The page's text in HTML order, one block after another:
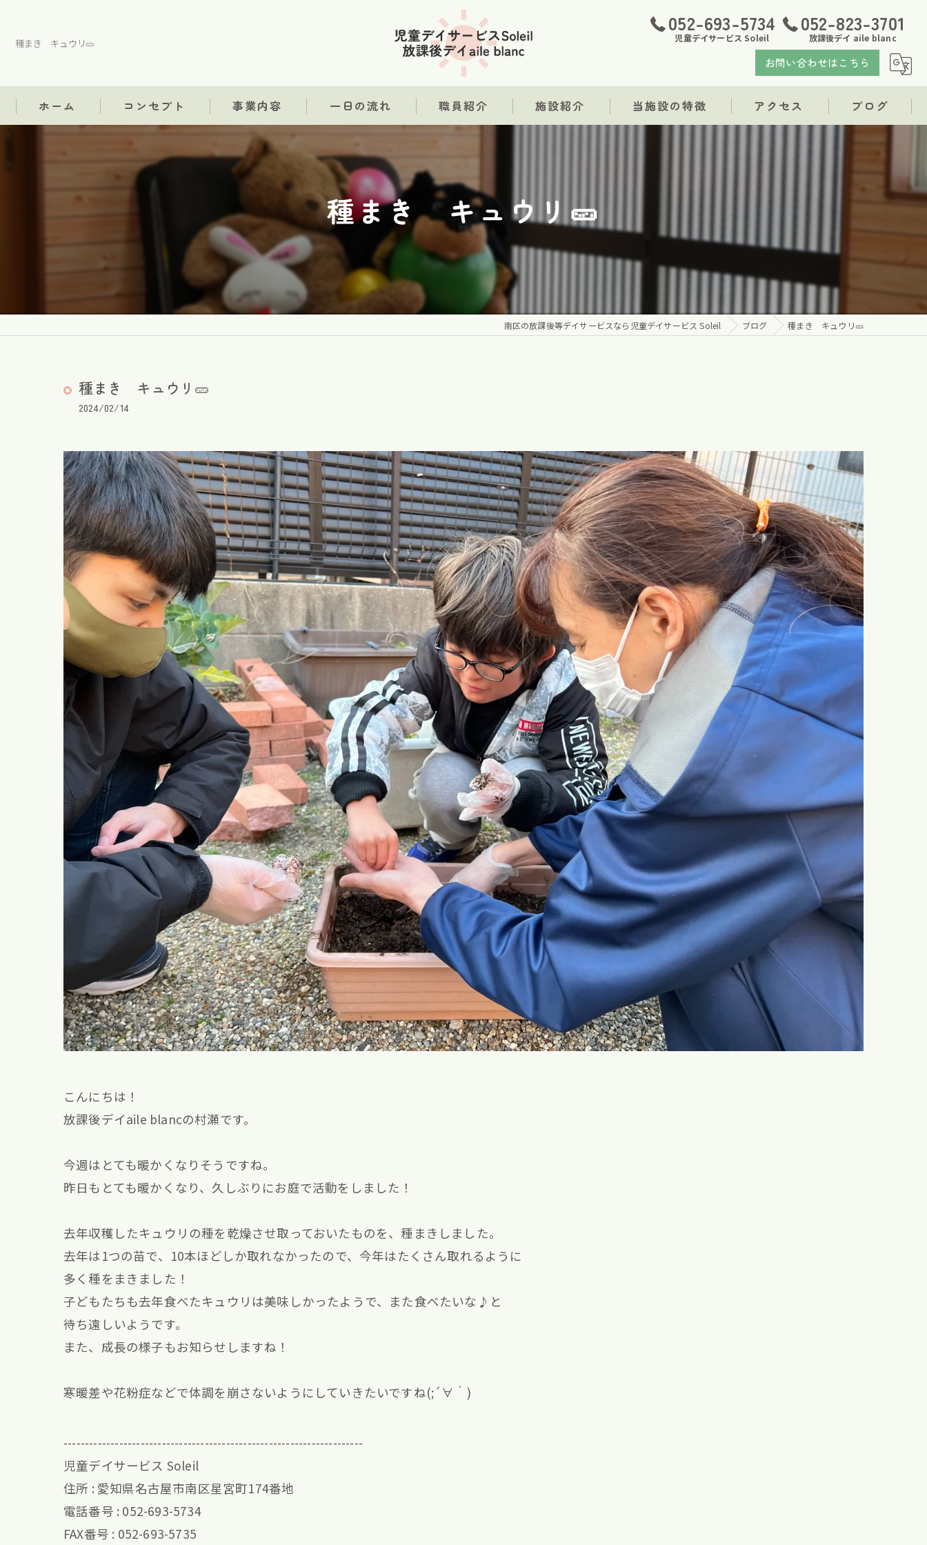
種まき キュウリ🥒
052-693-5734
児童デイサービス Soleil
052-823-3701
放課後デイ aile blanc
お問い合わせはこちら
ホーム コンセプト 事業内容 一日の流れ 職員紹介 施設紹介 当施設の特徴 アクセス ブログ
種まき キュウリ🥒
南区の放課後等デイサービスなら児童デイサービス Soleil ブログ 種まき キュウリ🥒
種まき キュウリ🥒
2024/02/14
こんにちは！
放課後デイaile blancの村瀬です。
今週はとても暖かくなりそうですね。
昨日もとても暖かくなり、久しぶりにお庭で活動をしました！
去年収穫したキュウリの種を乾燥させ取っておいたものを、種まきしました。
去年は1つの苗で、10本ほどしか取れなかったので、今年はたくさん取れるように
多く種をまきました！
子どもたちも去年食べたキュウリは美味しかったようで、また食べたいな♪と
待ち遠しいようです。
また、成長の様子もお知らせしますね！
寒暖差や花粉症などで体調を崩さないようにしていきたいですね(;´∀｀)
----------------------------------------------------------------------
児童デイサービス Soleil
住所 : 愛知県名古屋市南区星宮町174番地
電話番号 : 052-693-5734
FAX番号 : 052-693-5735